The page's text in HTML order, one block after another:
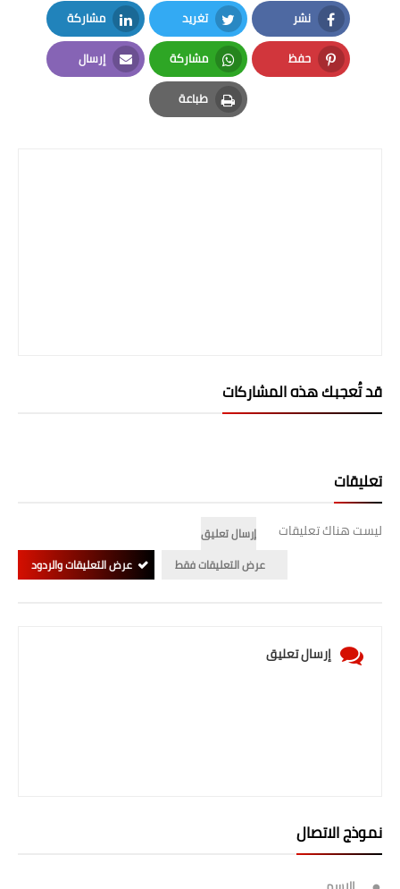
المرحلة الابتدائية
المرحلة المتوسطة
المرحلة الاعدادية
نشر
Facebook
تغريد
Twitter
مشاركة
LinkedIn
حفظ
Pinterest
مشاركة
Whatsapp
إرسال
Email
طباعة
Print
قد تُعجبك هذه المشاركات
تعليقات
ليست هناك تعليقات
إرسال تعليق
عرض التعليقات فقط
عرض التعليقات والردود
إرسال تعليق
نموذج الاتصال